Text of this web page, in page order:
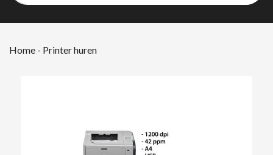
Home - Printer huren